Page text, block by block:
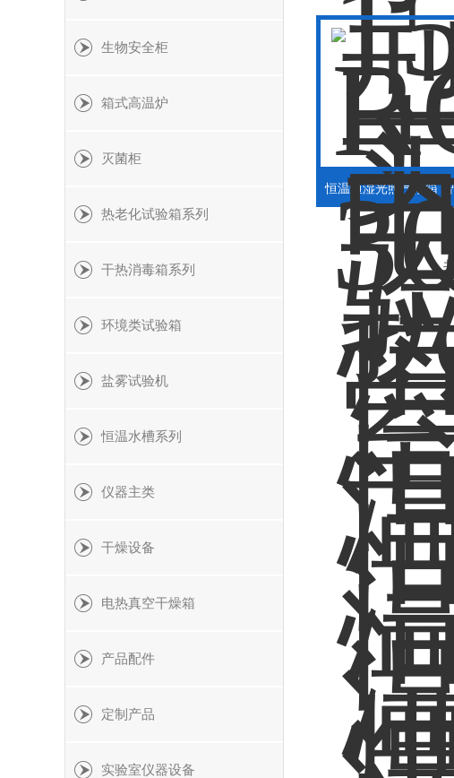
生物安全柜
箱式高温炉
灭菌柜
热老化试验箱系列
干热消毒箱系列
环境类试验箱
盐雾试验机
恒温水槽系列
仪器主类
干燥设备
电热真空干燥箱
产品配件
定制产品
实验室仪器设备